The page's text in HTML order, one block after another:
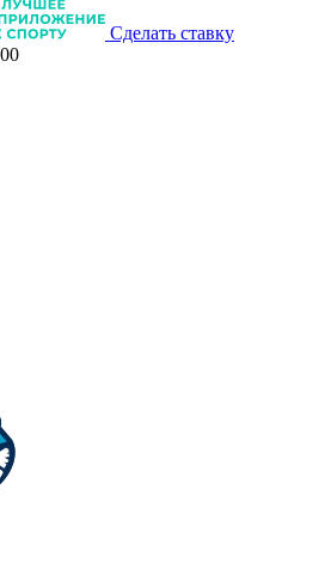
Сделать ставку